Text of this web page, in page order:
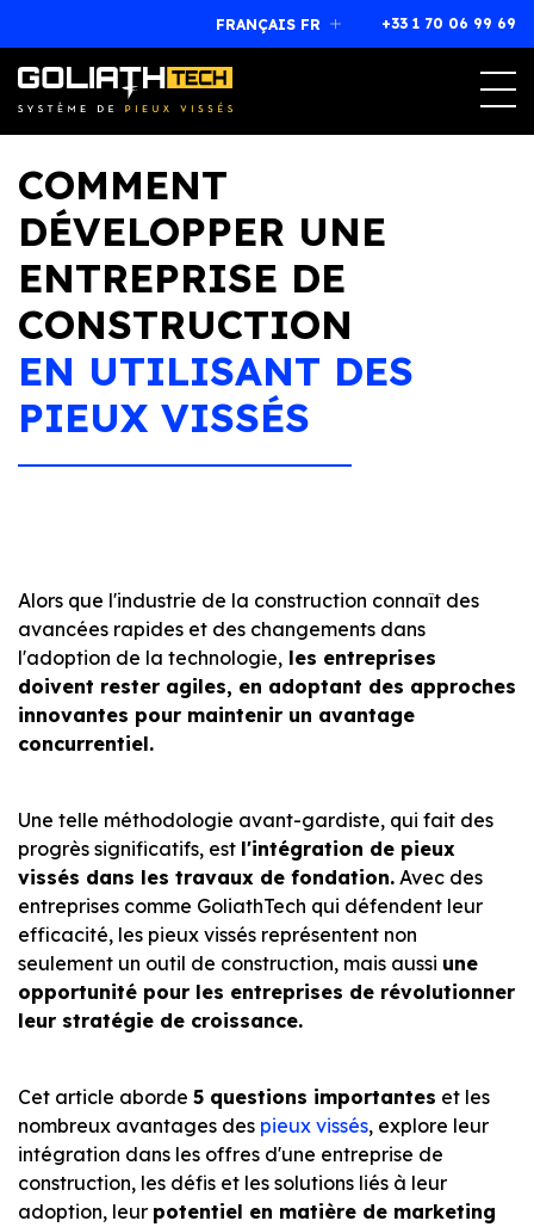
FRANÇAIS FR +33 1 70 06 99 69
Magog, Québec (Canada)J1X 7L1
+33 1 70 06 99 69
franchise@goliathtechcorp.com
COMMENT
DÉVELOPPER UNE
ENTREPRISE DE
CONSTRUCTION
EN UTILISANT DES
PIEUX VISSÉS
Alors que l'industrie de la construction connaît des
avancées rapides et des changements dans
l'adoption de la technologie, les entreprises
doivent rester agiles, en adoptant des approches
innovantes pour maintenir un avantage
concurrentiel.
Une telle méthodologie avant-gardiste, qui fait des
progrès significatifs, est l'intégration de pieux
vissés dans les travaux de fondation. Avec des
entreprises comme GoliathTech qui défendent leur
efficacité, les pieux vissés représentent non
seulement un outil de construction, mais aussi une
opportunité pour les entreprises de révolutionner
leur stratégie de croissance.
Cet article aborde 5 questions importantes et les
nombreux avantages des pieux vissés, explore leur
intégration dans les offres d'une entreprise de
construction, les défis et les solutions liés à leur
adoption, leur potentiel en matière de marketing